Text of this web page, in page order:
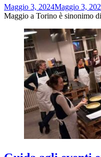
Maggio 3, 2024Maggio 3,
Maggio a Torino è sinonimo